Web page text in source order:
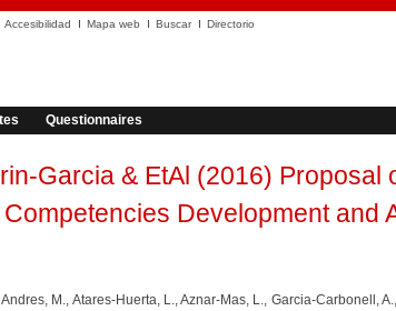
Accesibilidad Mapa web Buscar Directorio
Questionnaires
Garcia & EtAl (2016) Proposal
Development and
M., Atares-Huerta, L., Aznar-Mas, L., Garcia-Carbonell,